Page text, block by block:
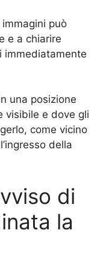
immagini può
e a chiarire
immediatamente
una posizione
visibile e dove gli
come vicino
della
di
la